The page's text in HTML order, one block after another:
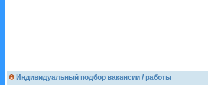
Индивидуальный подбор вакансии / работы